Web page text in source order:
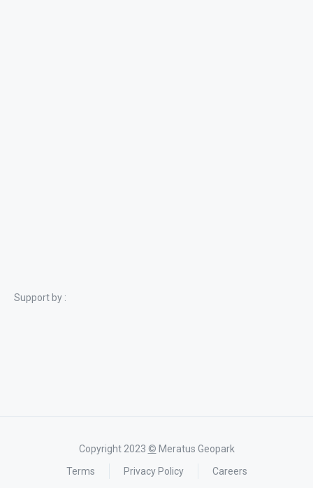
Support by :
Copyright 2023 © Meratus Geopark
Terms
Privacy Policy Careers